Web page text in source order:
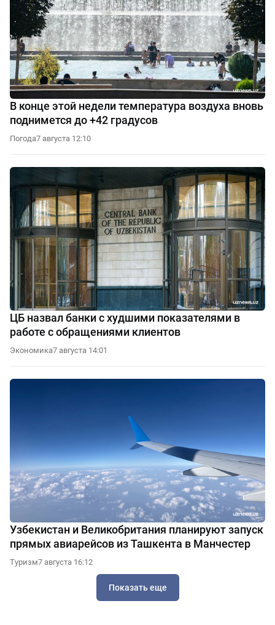
В конце этой недели температура воздуха вновь
поднимется до +42 градусов
Погода7 августа 12:10
ЦБ назвал банки с худшими показателями в
работе с обращениями клиентов
Экономика7 августа 14:01
Узбекистан и Великобритания планируют запуск
прямых авиарейсов из Ташкента в Манчестер
Туризм7 августа 16:12
Показать еще